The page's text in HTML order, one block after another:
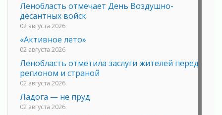
Ленобласть отмечает День Воздушно-
десантных войск
02 августа 2026
«Активное лето»
02 августа 2026
Ленобласть отметила заслуги жителей перед
регионом и страной
02 августа 2026
Ладога — не пруд
02 августа 2026